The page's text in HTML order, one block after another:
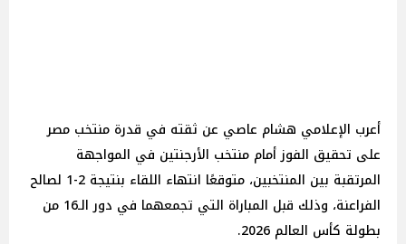
أعرب الإعلامي هشام عاصي عن ثقته في قدرة منتخب مصر
على تحقيق الفوز أمام منتخب الأرجنتين في المواجهة
المرتقبة بين المنتخبين، متوقعًا انتهاء اللقاء بنتيجة 2-1 لصالح
الفراعنة، وذلك قبل المباراة التي تجمعهما في دور الـ16 من
بطولة كأس العالم 2026.